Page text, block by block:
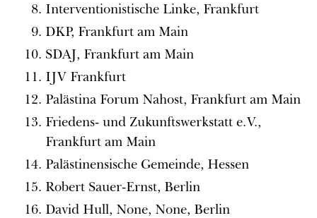
Interventionistische Linke, Frankfurt
DKP, Frankfurt am Main
SDAJ, Frankfurt am Main
IJV Frankfurt
Palästina Forum Nahost, Frankfurt am Main
Friedens- und Zukunftswerkstatt e.V.,
Frankfurt am Main
Palästinensische Gemeinde, Hessen
Robert Sauer-Ernst, Berlin
David Hull, None, None, Berlin